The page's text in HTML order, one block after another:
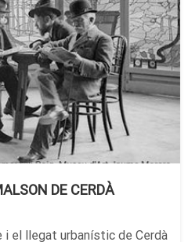
DE CERDÀ
i el llegat urbanístic de Cerdà